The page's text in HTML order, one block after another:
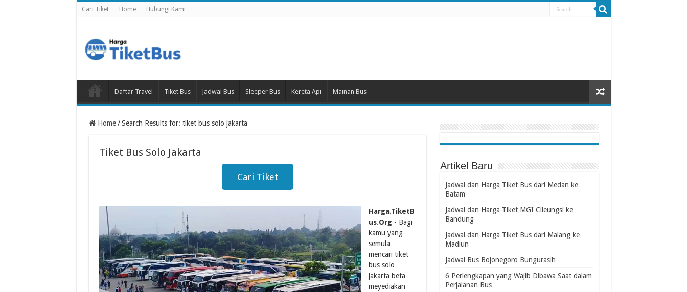
Cari Tiket Home Hubungi Kami
Daftar Travel Tiket Bus Jadwal Bus Sleeper Bus Kereta Api Mainan Bus
Home / Search Results for: tiket bus solo jakarta
Tiket Bus Solo Jakarta
Cari Tiket
Harga.TiketB
us.Org - Bagi
kamu yang
semula
mencari tiket
bus solo
jakarta beta
meyediakan
Artikel Baru
Jadwal dan Harga Tiket Bus dari Medan ke
Batam
Jadwal dan Harga Tiket MGI Cileungsi ke
Bandung
Jadwal dan Harga Tiket Bus dari Malang ke
Madiun
Jadwal Bus Bojonegoro Bungurasih
6 Perlengkapan yang Wajib Dibawa Saat dalam
Perjalanan Bus